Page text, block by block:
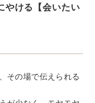
ける【会いたい
その場で伝えられる